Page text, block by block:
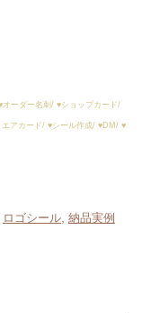
ーダー名刺/ ♥︎ショップカード/
アカード/ ♥︎シール作成/ ♥︎DM/ ♥︎
ロゴシール 納品実例